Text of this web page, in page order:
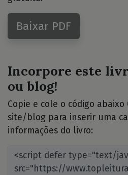
Baixar PDF
Incorpore este
ou blog!
Copie e cole o código abaixo
site/blog para inserir uma
informações do livro: